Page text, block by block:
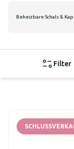
Beheizbare Schals &
Filter